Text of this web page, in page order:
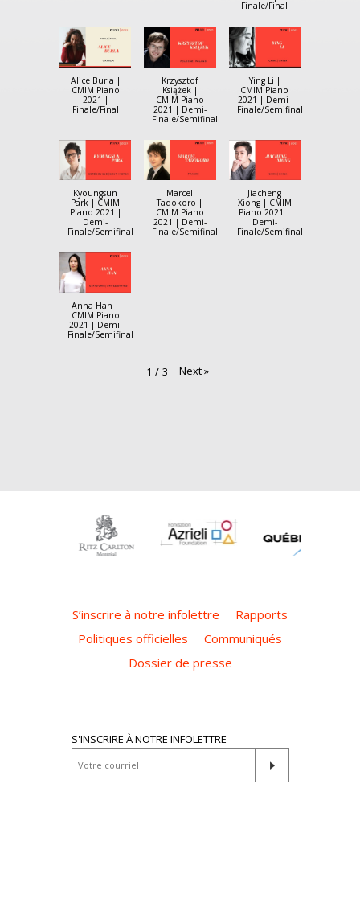
Finale/Final
Alice Burla |
CMIM Piano
2021 |
Finale/Final
Krzysztof
Książek |
CMIM Piano
2021 | Demi-
Finale/Semifinal
Ying Li |
CMIM Piano
2021 | Demi-
Finale/Semifinal
Kyoungsun
Park | CMIM
Piano 2021 |
Demi-
Finale/Semifinal
Marcel
Tadokoro |
CMIM Piano
2021 | Demi-
Finale/Semifinal
Jiacheng
Xiong | CMIM
Piano 2021 |
Demi-
Finale/Semifinal
Anna Han |
CMIM Piano
2021 | Demi-
Finale/Semifinal
1 / 3 Next»
S’inscrire à notre infolettre
Rapports
Politiques officielles
Communiqués
Dossier de presse
S'INSCRIRE À NOTRE INFOLETTRE